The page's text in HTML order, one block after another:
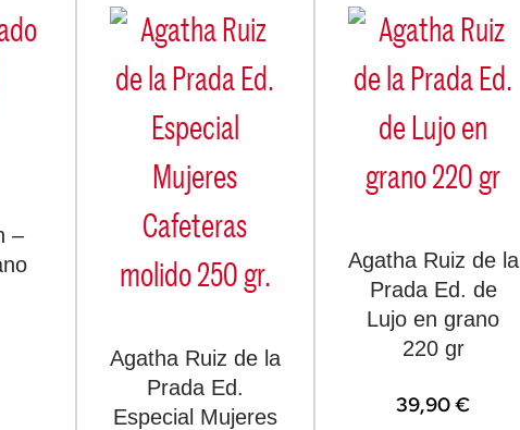
–
Agatha Ruiz de la
Prada Ed.
Especial Mujeres
Agatha Ruiz de la
Prada Ed. de
Lujo en grano
220 gr
39,90€